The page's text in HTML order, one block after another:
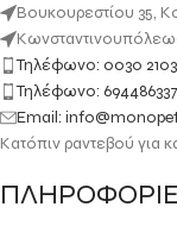
Βουκουρεστίου 35,
Τηλέφωνο: 0030
Τηλέφωνο:
Email:
Κατόπιν ραντεβού για